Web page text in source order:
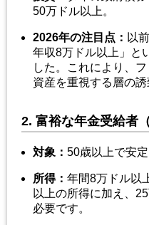
50万ドル以上。
2026年の注目点 ： 以
年収8万ドル以上」と
した。これにより、
資産を重視する層の誘
2. 富裕な年金受給者
対象 ： 50歳以上で安
所得： 年間8万ドル以
以上の所得に加え、
必要です。